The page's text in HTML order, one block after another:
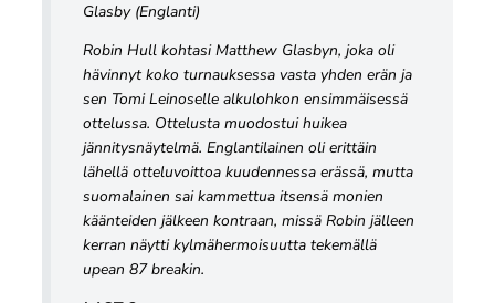
Glasby (Englanti)
Robin Hull kohtasi Matthew Glasbyn, joka oli
hävinnyt koko turnauksessa vasta yhden erän ja
sen Tomi Leinoselle alkulohkon ensimmäisessä
ottelussa. Ottelusta muodostui huikea
jännitysnäytelmä. Englantilainen oli erittäin
lähellä otteluvoittoa kuudennessa erässä, mutta
suomalainen sai kammettua itsensä monien
käänteiden jälkeen kontraan, missä Robin jälleen
kerran näytti kylmähermoisuutta tekemällä
upean 87 breakin.